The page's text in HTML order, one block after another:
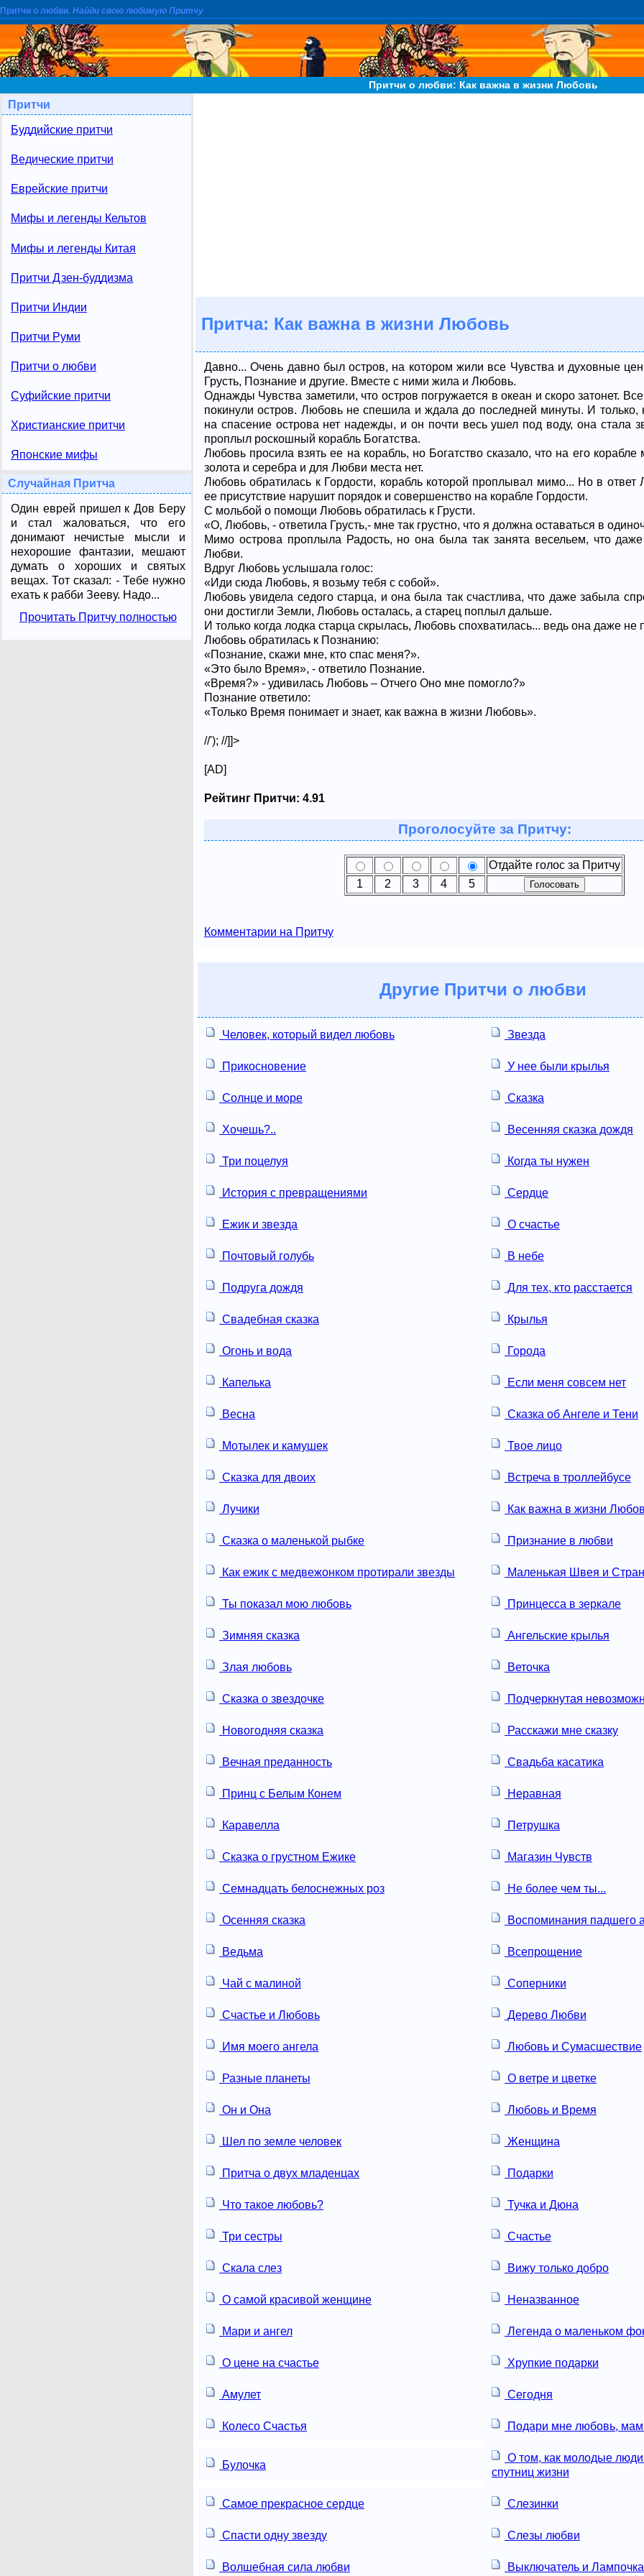
Притчи о любви. Найди свою любимую Притчу
Притчи о любви: Как важна в жизни Любовь
Притчи
Буддийские притчи
Ведические притчи
Еврейские притчи
Мифы и легенды Кельтов
Мифы и легенды Китая
Притчи Дзен-буддизма
Притчи Индии
Притчи Руми
Притчи о любви
Суфийские притчи
Христианские притчи
Японские мифы
Случайная Притча
Один еврей пришел к Дов Беру
и стал жаловаться, что его
донимают нечистые мысли и
нехорошие фантазии, мешают
думать о хороших и святых
вещах. Тот сказал: - Тебе нужно
ехать к рабби Зееву. Надо...
Прочитать Притчу полностью
Притча: Как важна в жизни Любовь
Давно... Очень давно был остров, на котором жили все Чувства и духовные
Грусть, Познание и другие. Вместе с ними жила и Любовь.
Однажды Чувства заметили, что остров погружается в океан и скоро затонет.
покинули остров. Любовь не спешила и ждала до последней минуты. И только,
на спасение острова нет надежды, и он почти весь ушел под воду, она стала
проплыл роскошный корабль Богатства.
Любовь просила взять ее на корабль, но Богатство сказало, что на его корабле
золота и серебра и для Любви места нет.
Любовь обратилась к Гордости, корабль которой проплывал мимо... Но в
ее присутствие нарушит порядок и совершенство на корабле Гордости.
С мольбой о помощи Любовь обратилась к Грусти.
«О, Любовь, - ответила Грусть,- мне так грустно, что я должна оставаться в
Мимо острова проплыла Радость, но она была так занята весельем, что
Любви.
Вдруг Любовь услышала голос:
«Иди сюда Любовь, я возьму тебя с собой».
Любовь увидела седого старца, и она была так счастлива, что даже забыла
они достигли Земли, Любовь осталась, а старец поплыл дальше.
И только когда лодка старца скрылась, Любовь спохватилась... ведь она даже не
Любовь обратилась к Познанию:
«Познание, скажи мне, кто спас меня?».
«Это было Время», - ответило Познание.
«Время?» - удивилась Любовь – Отчего Оно мне помогло?»
Познание ответило:
«Только Время понимает и знает, как важна в жизни Любовь».
//'); //]]>
[AD]
Рейтинг Притчи: 4.91
Проголосуйте за Притчу:
Отдайте голос за Притчу
1
2 3 4 5
Комментарии на Притчу
Другие Притчи о любви
Человек, который видел любовь Звезда
Прикосновение У нее были крылья
Солнце и море Сказка
Хочешь?.. Весенняя сказка дождя
Три поцелуя Когда ты нужен
История с превращениями Сердце
Ежик и звезда О счастье
Почтовый голубь В небе
Подруга дождя Для тех, кто расстается
Свадебная сказка Крылья
Огонь и вода Города
Капелька Если меня совсем нет
Весна Сказка об Ангеле и Тени
Мотылек и камушек Твое лицо
Сказка для двоих Встреча в троллейбусе
Лучики Как важна в жизни
Сказка о маленькой рыбке Признание в любви
Как ежик с медвежонком протирали звезды Маленькая Швея и
Ты показал мою любовь Принцесса в зеркале
Зимняя сказка Ангельские крылья
Злая любовь Веточка
Сказка о звездочке Подчеркнутая
Новогодняя сказка Расскажи мне сказку
Вечная преданность Свадьба касатика
Принц с Белым Конем Неравная
Каравелла Петрушка
Сказка о грустном Ежике Магазин Чувств
Семнадцать белоснежных роз Не более чем ты...
Осенняя сказка Воспоминания падшего
Ведьма Всепрощение
Чай с малиной Соперники
Счастье и Любовь Дерево Любви
Имя моего ангела Любовь и Сумасшествие
Разные планеты О ветре и цветке
Он и Она Любовь и Время
Шел по земле человек Женщина
Притча о двух младенцах Подарки
Что такое любовь? Тучка и Дюна
Три сестры Счастье
Скала слез Вижу только добро
О самой красивой женщине Неназванное
Мари и ангел Легенда о маленьком
О цене на счастье Хрупкие подарки
Амулет Сегодня
Колесо Счастья Подари мне любовь,
Булочка
О том, как молодые
спутниц жизни
Самое прекрасное сердце Слезинки
Спасти одну звезду Слезы любви
Волшебная сила любви Выключатель и Лампочка